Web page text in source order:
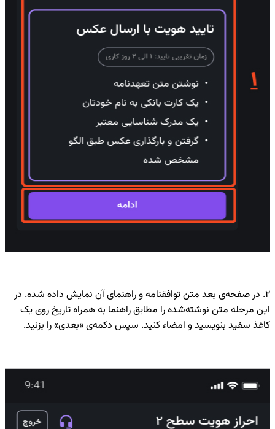
۲. در صفحه‌ی بعد متن توافقنامه و راهنمای آن نمایش داده شده. در
این مرحله متن نوشته‌شده را مطابق راهنما به همراه تاریخ روی یک
کاغذ سفید بنویسید و امضاء کنید. سپس دکمه‌ی «بعدی» را بزنید.